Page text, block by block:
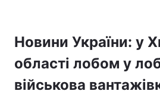
Новини України: у
області лобом у
військова